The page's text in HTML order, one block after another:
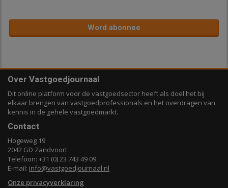
Word abonnee
Over Vastgoedjournaal
Dit online platform voor de vastgoedsector heeft als doel het bij
elkaar brengen van vastgoedprofessionals en het overdragen van
kennis in de gehele vastgoedmarkt.
Contact
Hogeweg 19
2042 GD Zandvoort
Telefoon: +31 (0) 23 743 49 09
E-mail: info@vastgoedjournaal.nl
Onze privacyverklaring